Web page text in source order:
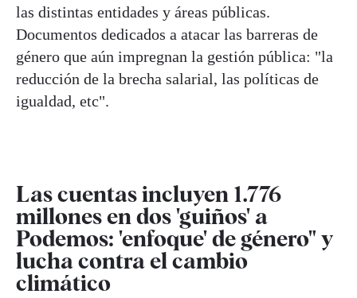
las distintas entidades y áreas públicas.
Documentos dedicados a atacar las barreras de
género que aún impregnan la gestión pública: "la
reducción de la brecha salarial, las políticas de
igualdad, etc".
Las cuentas incluyen 1.776
millones en dos 'guiños' a
Podemos: 'enfoque' de género" y
lucha contra el cambio
climático